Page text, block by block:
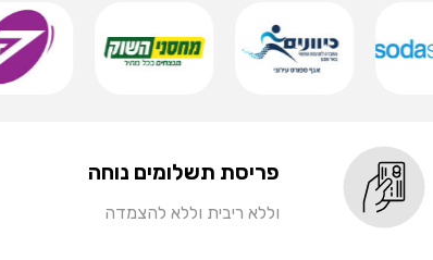
פריסת תשלומים נוחה
וללא ריבית וללא להצמדה